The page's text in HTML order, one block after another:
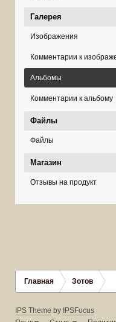
Галерея
Изображения
Комментарии к
Альбомы
Комментарии к альбому
Файлы
Файлы
Магазин
Отзывы на продукт
Главная Зотов
IPS Theme by IPSFocus